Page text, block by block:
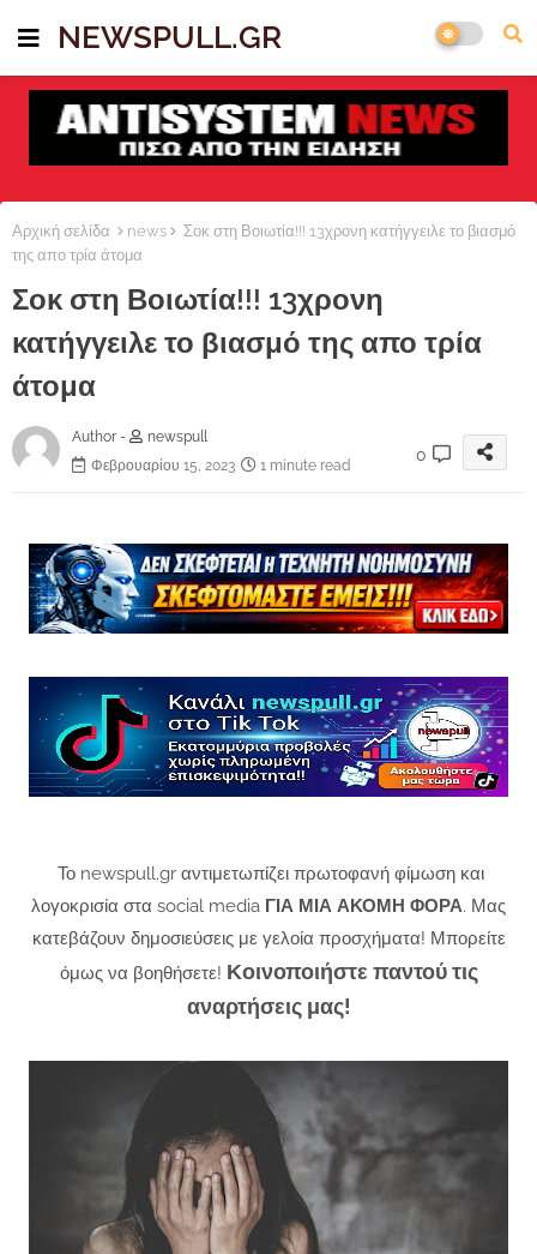
NEWSPULL.GR
Αρχική σελίδα news
Σοκ στη Βοιωτία!!! 13χρονη κατήγγειλε το βιασμό
της απο τρία άτομα
Σοκ στη Βοιωτία!!! 13χρονη
κατήγγειλε το βιασμό της απο τρία
άτομα
Author -
newspull
Φεβρουαρίου 15, 2023
1 minute read
0
Το newspull.gr αντιμετωπίζει πρωτοφανή φίμωση και
λογοκρισία στα social media ΓΙΑ ΜΙΑ ΑΚΟΜΗ ΦΟΡΑ. Μας
κατεβάζουν δημοσιεύσεις με γελοία προσχήματα! Μπορείτε
όμως να βοηθήσετε! Κοινοποιήστε παντού τις
αναρτήσεις μας!